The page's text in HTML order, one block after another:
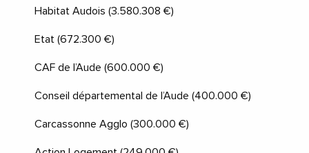
Habitat Audois (3.580.308 €)
Etat (672.300 €)
CAF de l’Aude (600.000 €)
Conseil départemental de l’Aude (400.000 €)
Carcassonne Agglo (300.000 €)